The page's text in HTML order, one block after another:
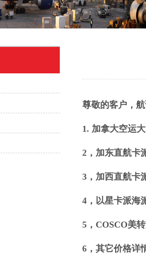
尊敬的客户，
1. 加拿大空运
2，加东直航卡
3，加西直航卡
4，以星卡派海
5，COSCO美
6，其它价格详